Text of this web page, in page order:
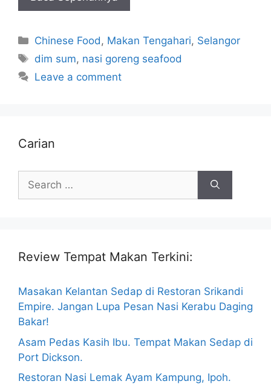
Categories
Chinese Food, Makan Tengahari, Selangor
Tags
dim sum, nasi goreng seafood
Leave a comment
Carian
Search
for:
Review Tempat Makan Terkini:
Masakan Kelantan Sedap di Restoran Srikandi
Empire. Jangan Lupa Pesan Nasi Kerabu Daging
Bakar!
Asam Pedas Kasih Ibu. Tempat Makan Sedap di
Port Dickson.
Restoran Nasi Lemak Ayam Kampung, Ipoh.